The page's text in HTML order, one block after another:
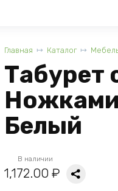
Главная Каталог
Табурет
Белый
В наличии
1,172.00 ₽